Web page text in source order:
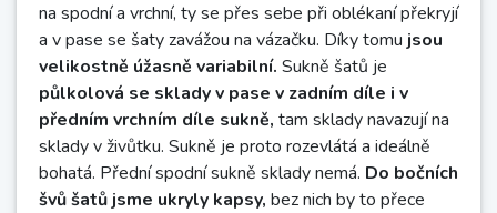
na spodní a vrchní, ty se přes sebe při oblékaní překryjí
a v pase se šaty zavážou na vázačku. Díky tomu jsou
velikostně úžasně variabilní. Sukně šatů je
půlkolová se sklady v pase v zadním díle i v
předním vrchním díle sukně, tam sklady navazují na
sklady v živůtku. Sukně je proto rozevlátá a ideálně
bohatá. Přední spodní sukně sklady nemá. Do bočních
švů šatů jsme ukryly kapsy, bez nich by to přece